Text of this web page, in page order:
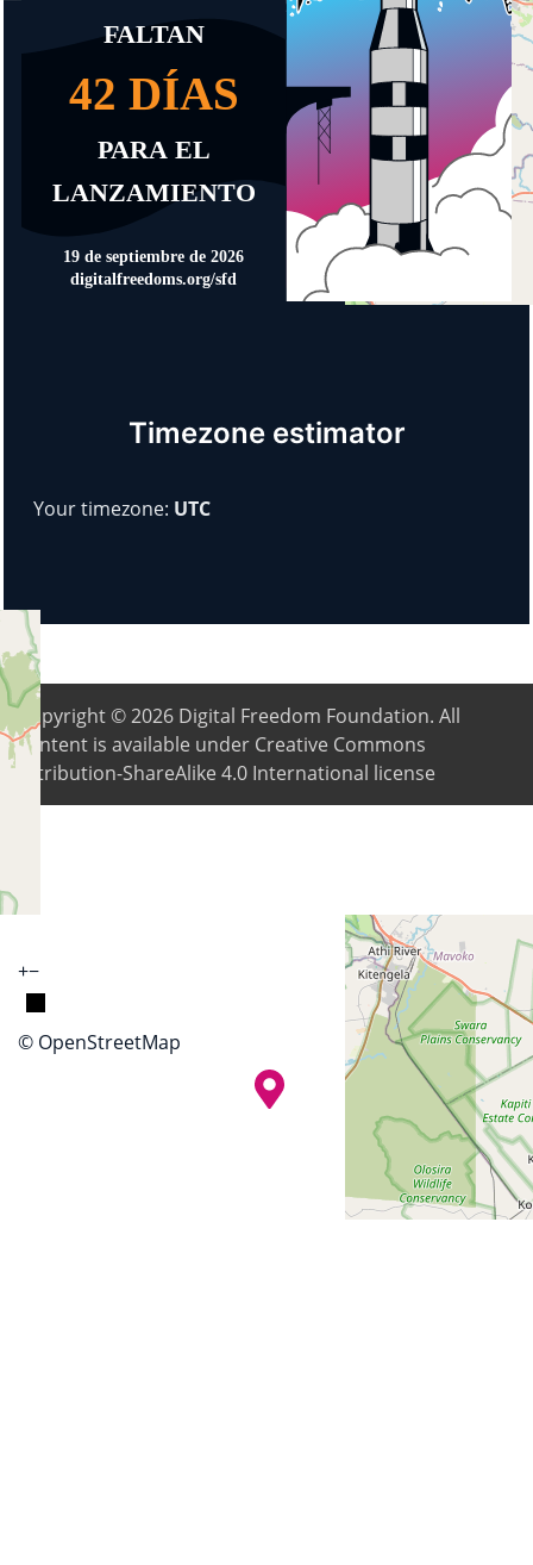
+−
© OpenStreetMap
Timezone estimator
Your timezone: UTC
Copyright © 2026 Digital Freedom Foundation. All
content is available under Creative Commons
Attribution-ShareAlike 4.0 International license